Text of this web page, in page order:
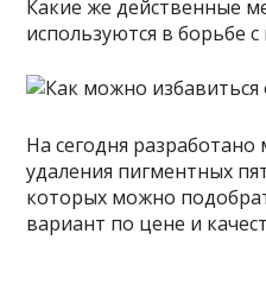
Какие же действенные
используются в борьбе
На сегодня
удаления пигментных
которых можно
вариант по цене и